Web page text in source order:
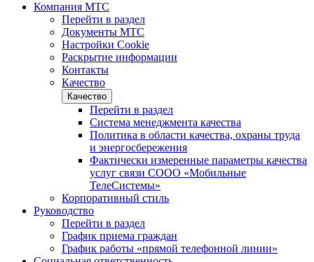
Компания МТС
Перейти в раздел
Документы МТС
Настройки Cookie
Раскрытие информации
Контакты
Качество
Качество
Перейти в раздел
Система менеджмента качества
Политика в области качества, охраны труда
и энергосбережения
Фактически измеренные параметры качества
услуг связи СООО «Мобильные
ТелеСистемы»
Корпоративный стиль
Руководство
Перейти в раздел
График приема граждан
График работы «прямой телефонной линии»